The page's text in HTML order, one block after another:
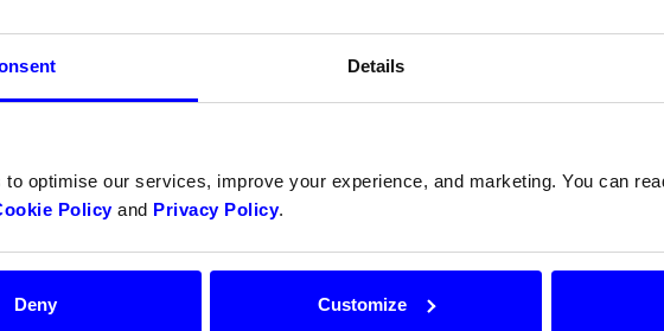
Details
to optimise our services, improve your experience, and marketing. You can
Policyand Privacy Policy.
Deny Customize